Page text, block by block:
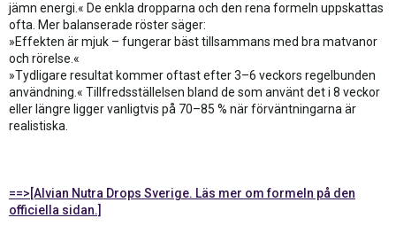
jämn energi.« De enkla dropparna och den rena formeln uppskattas
ofta. Mer balanserade röster säger:
»Effekten är mjuk – fungerar bäst tillsammans med bra matvanor
och rörelse.«
»Tydligare resultat kommer oftast efter 3–6 veckors regelbunden
användning.« Tillfredsställelsen bland de som använt det i 8 veckor
eller längre ligger vanligtvis på 70–85 % när förväntningarna är
realistiska.
==>[Alvian Nutra Drops Sverige. Läs mer om formeln på den
officiella sidan.]